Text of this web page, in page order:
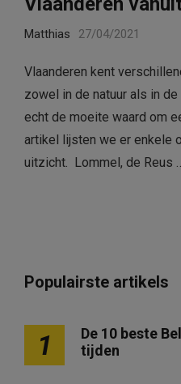
Matthias 27/04/2021
Vlaanderen kent
zowel in de natuur als in
echt de moeite waard om
artikel lijsten we er enkele
uitzicht. Lommel, de Reus
Populairste artikels
1
De 10 beste
tijden